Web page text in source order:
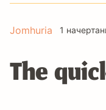
Jomhuria 1
The